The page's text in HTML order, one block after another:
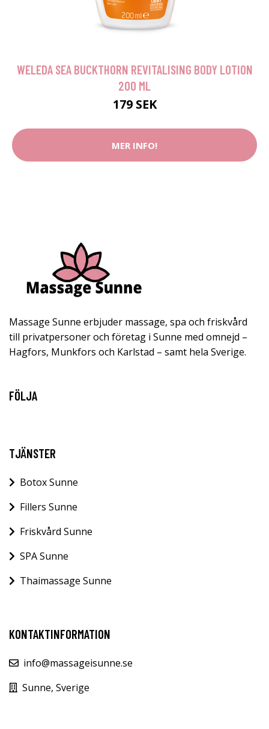
WELEDA SEA BUCKTHORN REVITALISING BODY LOTION
200 ML
179 SEK
MER INFO!
Massage Sunne erbjuder massage, spa och friskvård
till privatpersoner och företag i Sunne med omnejd –
Hagfors, Munkfors och Karlstad – samt hela Sverige.
FÖLJA
TJÄNSTER
Botox Sunne
Fillers Sunne
Friskvård Sunne
SPA Sunne
Thaimassage Sunne
KONTAKTINFORMATION
info@massageisunne.se
Sunne, Sverige